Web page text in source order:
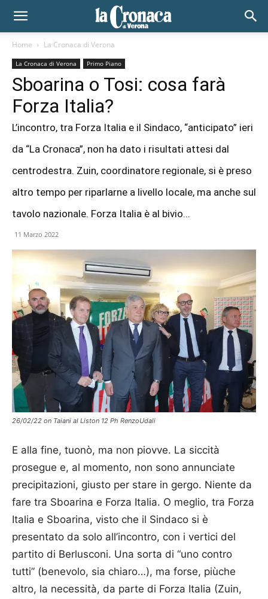
Home La Cronaca di Verona
La Cronaca di Verona Primo Piano
Sboarina o Tosi: cosa farà
Forza Italia?
L’incontro, tra Forza Italia e il Sindaco, “anticipato” ieri
da “La Cronaca”, non ha dato i risultati attesi dal
centrodestra. Zuin, coordinatore regionale, si è preso
altro tempo per riparlarne a livello locale, ma anche sul
tavolo nazionale. Forza Italia è al bivio...
11 Marzo 2022
26/02/22 on Taiani al Liston 12 Ph RenzoUdali
E alla fine, tuonò, ma non piovve. La siccità
prosegue e, al momento, non sono annunciate
precipitazioni, giusto per stare in gergo. Niente da
fare tra Sboarina e Forza Italia. O meglio, tra Forza
Italia e Sboarina, visto che il Sindaco si è
presentato da solo all’incontro, con i vertici del
partito di Berlusconi. Una sorta di “uno contro
tutti” (benevolo, sia chiaro…), ma forse, piùche
altro, la necessità, da parte di Forza Italia (Zuin,